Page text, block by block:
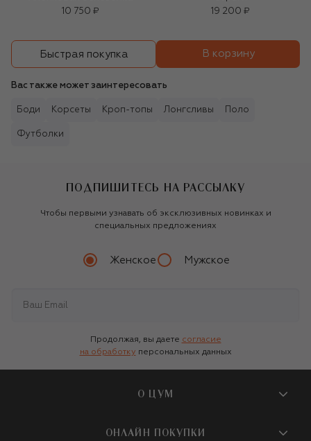
10 750 ₽
19 200 ₽
Быстрая покупка В корзину
Вас также может заинтересовать
Боди Корсеты Кроп-топы Лонгсливы Поло
Футболки
ПОДПИШИТЕСЬ НА РАССЫЛКУ
Чтобы первыми узнавать об эксклюзивных новинках и
специальных предложениях
Женское Мужское
Продолжая, вы даете согласие
на обработку персональных данных
О ЦУМ
О магазине
ОНЛАЙН ПОКУПКИ